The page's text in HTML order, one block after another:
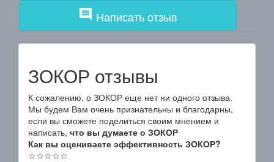
comment Написать отзыв
ЗОКОР отзывы
К сожалению, о ЗОКОР еще нет ни одного отзыва.
Мы будем Вам очень признательны и благодарны,
если вы сможете поделиться своим мнением и
написать, что вы думаете о ЗОКОР
Как вы оцениваете эффективность ЗОКОР?
☆☆☆☆☆